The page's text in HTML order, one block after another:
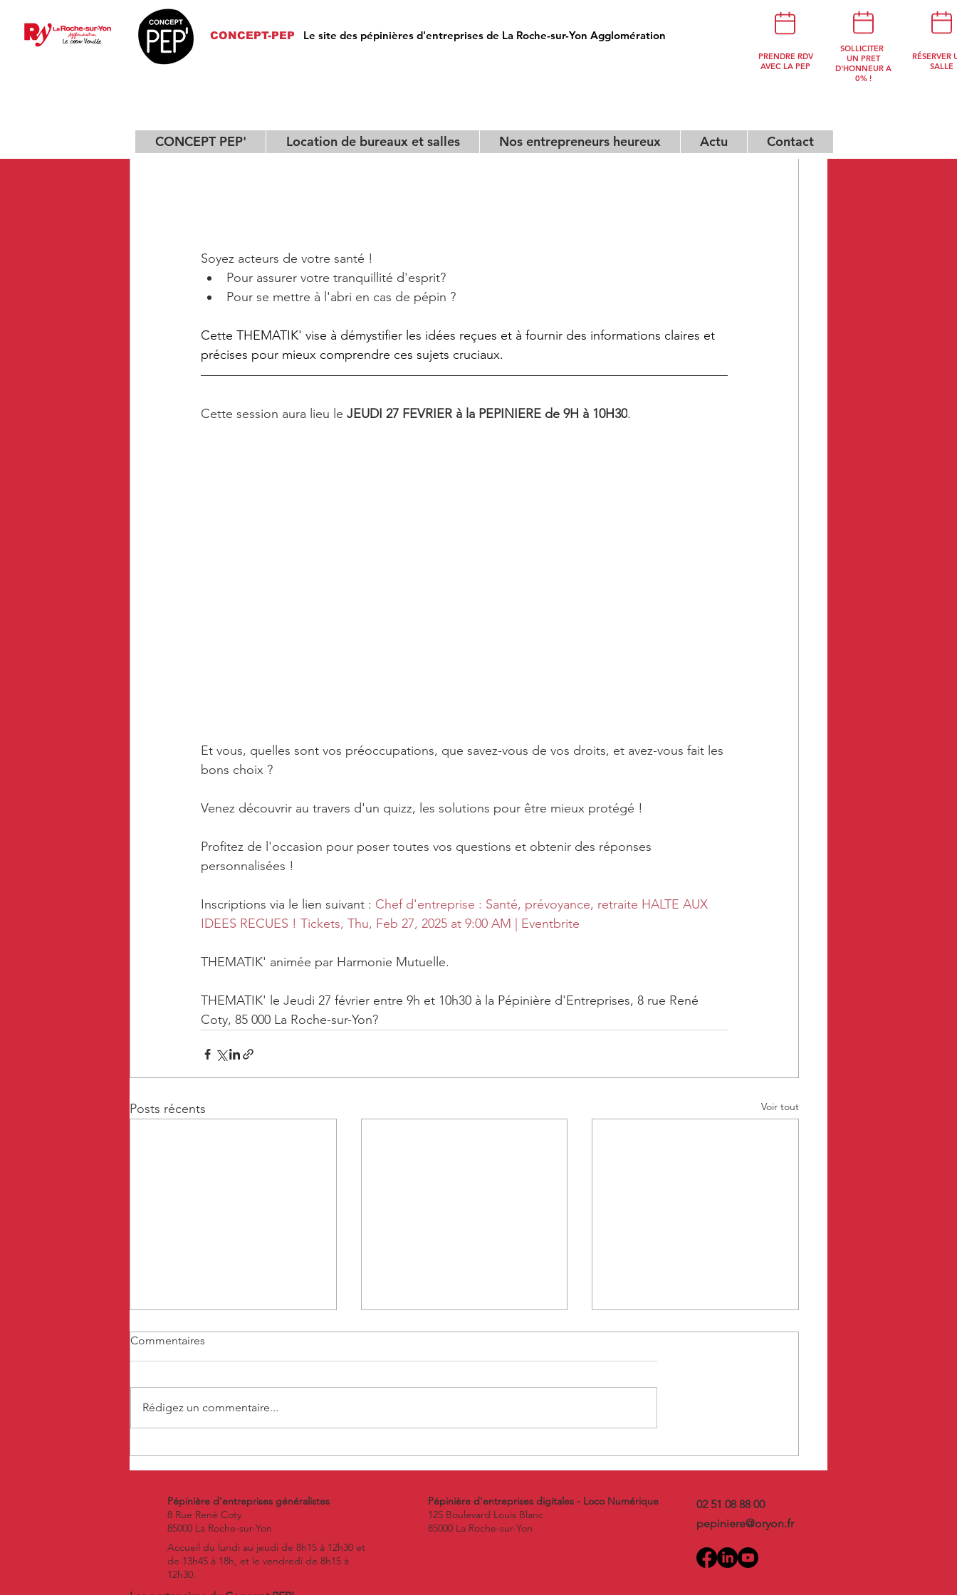
CONCEPT-PEP Le site des pépinières d'entreprises de La Roche-sur-Yon Agglomération
PRENDRE RDV
AVEC LA PEP
SOLLICITER
UN PRET
D'HONNEUR A
0% !
RÉSERVER
SALLE
CONCEPT PEP' Location de bureaux et salles Nos entrepreneurs heureux Actu Contact
Soyez acteurs de votre santé !
Pour assurer votre tranquillité d'esprit?
Pour se mettre à l'abri en cas de pépin ?
Cette THEMATIK' vise à démystifier les idées reçues et à fournir des informations claires et
précises pour mieux comprendre ces sujets cruciaux.
Cette session aura lieu le JEUDI 27 FEVRIER à la PEPINIERE de 9H à 10H30.
Et vous, quelles sont vos préoccupations, que savez-vous de vos droits, et avez-vous fait les
bons choix ?
Venez découvrir au travers d'un quizz, les solutions pour être mieux protégé !
Profitez de l'occasion pour poser toutes vos questions et obtenir des réponses
personnalisées !
Inscriptions via le lien suivant : Chef d'entreprise : Santé, prévoyance, retraite HALTE AUX
IDEES RECUES ! Tickets, Thu, Feb 27, 2025 at 9:00 AM | Eventbrite
THEMATIK' animée par Harmonie Mutuelle.
THEMATIK' le Jeudi 27 février entre 9h et 10h30 à la Pépinière d'Entreprises, 8 rue René
Coty, 85 000 La Roche-sur-Yon?
Posts récents Voir tout
Commentaires
Rédigez un commentaire...
Pépinière d'entreprises généralistes
8 Rue René Coty
85000 La Roche-sur-Yon
Accueil du lundi au jeudi de 8h15 à 12h30 et
de 13h45 à 18h, et le vendredi de 8h15 à
12h30.
Pépinière d'entreprises digitales - Loco Numérique
125 Boulevard Louis Blanc
85000 La Roche-sur-Yon
02 51 08 88 00
pepiniere@oryon.fr